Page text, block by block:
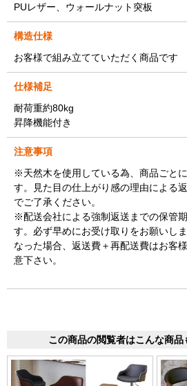
PUレザー、ウォールナット突板
構造仕様
お客様で組み立てていただく商品です
仕様補足
耐荷重約80kg
昇降機能付き
注意事項
※天然木を使用している為、商品ごと
す。見た目の仕上がり感の理由による
でご了承ください。
※配送会社による強制返送までの保管
す。必ず早めにお受け取りをお願いし
なった場合、返送費＋再配送費はお客
意下さい。
この商品の閲覧者はこんな商